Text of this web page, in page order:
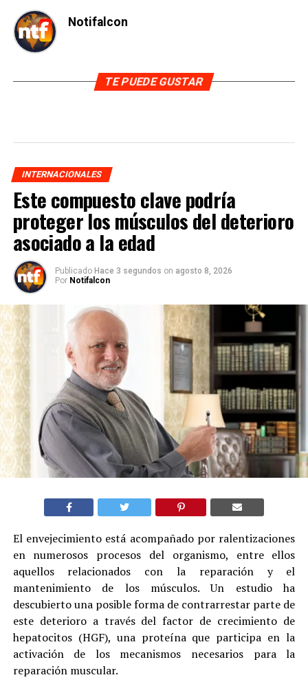
Notifalcon
TE PUEDE GUSTAR
INTERNACIONALES
Este compuesto clave podría
proteger los músculos del deterioro
asociado a la edad
Publicado Hace 3 segundos on agosto 8, 2026
Por Notifalcon
El envejecimiento está acompañado por ralentizaciones
en numerosos procesos del organismo, entre ellos
aquellos relacionados con la reparación y el
mantenimiento de los músculos. Un estudio ha
descubierto una posible forma de contrarrestar parte de
este deterioro a través del factor de crecimiento de
hepatocitos (HGF), una proteína que participa en la
activación de los mecanismos necesarios para la
reparación muscular.